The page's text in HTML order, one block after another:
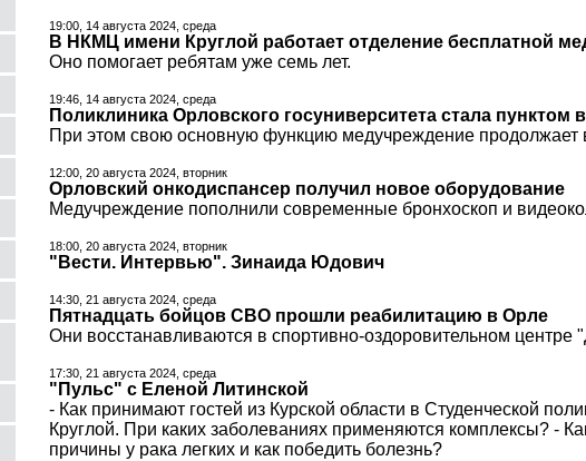
19:00, 14 августа 2024, среда
В НКМЦ имени Круглой работает отделение бесплатной
Оно помогает ребятам уже семь лет.
19:46, 14 августа 2024, среда
Поликлиника Орловского госуниверситета стала
При этом свою основную функцию медучреждение продолжает
12:00, 20 августа 2024, вторник
Орловский онкодиспансер получил новое оборудование
Медучреждение пополнили современные бронхоскоп и
18:00, 20 августа 2024, вторник
"Вести. Интервью". Зинаида Юдович
14:30, 21 августа 2024, среда
Пятнадцать бойцов СВО прошли реабилитацию в Орле
Они восстанавливаются в спортивно-оздоровительном центре
17:30, 21 августа 2024, среда
"Пульс" с Еленой Литинской
- Как принимают гостей из Курской области в Студенческой
Круглой. При каких заболеваниях применяются комплексы? -
причины у рака легких и как победить болезнь?